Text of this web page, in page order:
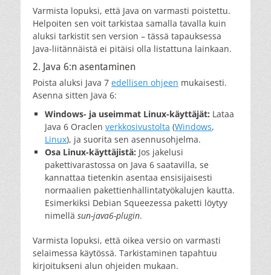
Varmista lopuksi, että Java on varmasti poistettu.
Helpoiten sen voit tarkistaa samalla tavalla kuin
aluksi tarkistit sen version – tässä tapauksessa
Java-liitännäistä ei pitäisi olla listattuna lainkaan.
2. Java 6:n asentaminen
Poista aluksi Java 7 edellisen ohjeen mukaisesti.
Asenna sitten Java 6:
Windows- ja useimmat Linux-käyttäjät: Lataa
Java 6 Oraclen verkkosivustolta (Windows,
Linux), ja suorita sen asennusohjelma.
Osa Linux-käyttäjistä: Jos jakelusi
pakettivarastossa on Java 6 saatavilla, se
kannattaa tietenkin asentaa ensisijaisesti
normaalien pakettienhallintatyökalujen kautta.
Esimerkiksi Debian Squeezessa paketti löytyy
nimellä sun-java6-plugin.
Varmista lopuksi, että oikea versio on varmasti
selaimessa käytössä. Tarkistaminen tapahtuu
kirjoitukseni alun ohjeiden mukaan.